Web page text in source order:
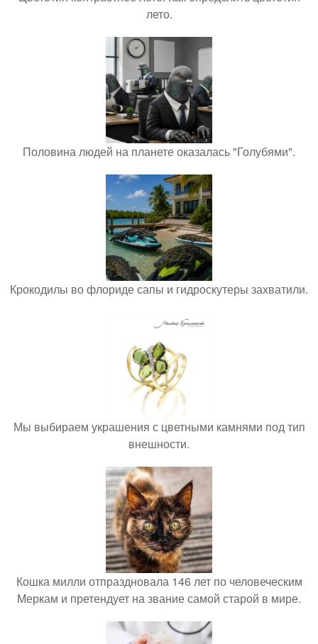
лето.
Половина людей на планете оказалась "Голубями".
Крокодилы во флориде сапы и гидроскутеры захватили.
Мы выбираем украшения с цветными камнями под тип
внешности.
Кошка милли отпраздновала 146 лет по человеческим
Меркам и претендует на звание самой старой в мире.